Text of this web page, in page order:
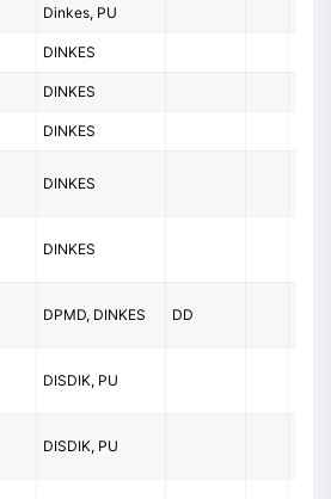
Dinkes, PU
DINKES
DINKES
DINKES
DINKES
DINKES
DPMD, DINKES DD
DISDIK, PU
DISDIK, PU